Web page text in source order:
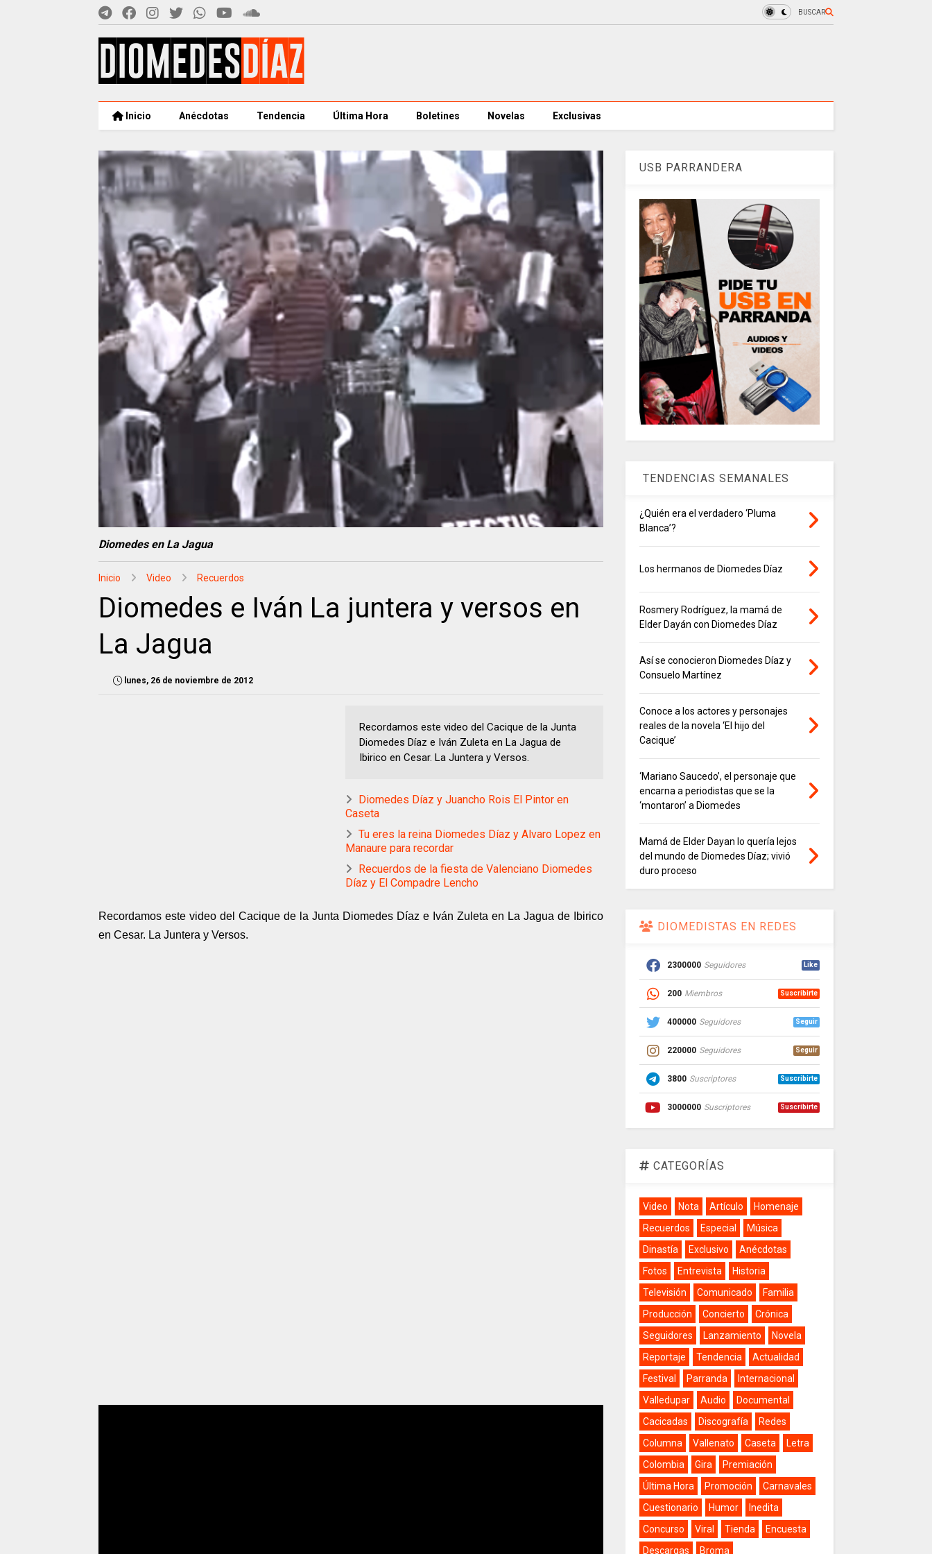
BUSCAR
Inicio Anécdotas Tendencia Última Hora Boletines Novelas Exclusivas
Diomedes en La Jagua
Inicio Video Recuerdos
Diomedes e Iván La juntera y versos en
La Jagua
lunes, 26 de noviembre de 2012
Recordamos este video del Cacique de la Junta
Diomedes Díaz e Iván Zuleta en La Jagua de
Ibirico en Cesar. La Juntera y Versos.
Diomedes Díaz y Juancho Rois El Pintor en
Caseta
Tu eres la reina Diomedes Díaz y Alvaro Lopez en
Manaure para recordar
Recuerdos de la fiesta de Valenciano Diomedes
Díaz y El Compadre Lencho
Recordamos este video del Cacique de la Junta Diomedes Díaz e Iván Zuleta en La Jagua de Ibirico
en Cesar. La Juntera y Versos.
USB PARRANDERA
TENDENCIAS SEMANALES
¿Quién era el verdadero ‘Pluma
Blanca’?
Los hermanos de Diomedes Díaz
Rosmery Rodríguez, la mamá de
Elder Dayán con Diomedes Díaz
Así se conocieron Diomedes Díaz y
Consuelo Martínez
Conoce a los actores y personajes
reales de la novela ‘El hijo del
Cacique’
‘Mariano Saucedo’, el personaje que
encarna a periodistas que se la
‘montaron’ a Diomedes
Mamá de Elder Dayan lo quería lejos
del mundo de Diomedes Díaz; vivió
duro proceso
DIOMEDISTAS EN REDES
2300000 Seguidores Like
200 Miembros Suscribirte
400000 Seguidores Seguir
220000 Seguidores Seguir
3800 Suscriptores Suscribirte
3000000 Suscriptores Suscribirte
CATEGORÍAS
Video Nota Artículo
Homenaje
Recuerdos
Especial
Música
Dinastía
Exclusivo
Anécdotas
Fotos
Entrevista
Historia
Televisión
Comunicado
Familia
Producción
Concierto
Crónica
Seguidores
Lanzamiento
Novela
Reportaje
Tendencia
Actualidad
Festival
Parranda
Internacional
Valledupar
Audio
Documental
Cacicadas
Discografía
Redes
Columna
Vallenato Caseta
Letra
Colombia
Gira
Premiación
Última Hora
Promoción
Carnavales
Cuestionario
Humor
Inedita
Concurso
Viral Tienda
Encuesta
Descargas
Broma